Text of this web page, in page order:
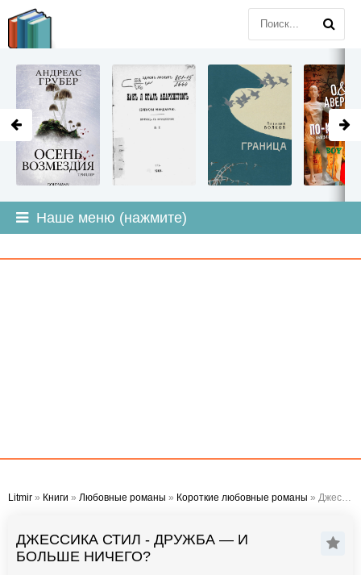
Наше меню (нажмите)
Litmir » Книги » Любовные романы » Короткие любовные романы » Джессика Стил - Дружба — и больше ничего?
ДЖЕССИКА СТИЛ - ДРУЖБА — И
БОЛЬШЕ НИЧЕГО?
LITMIR.ORG